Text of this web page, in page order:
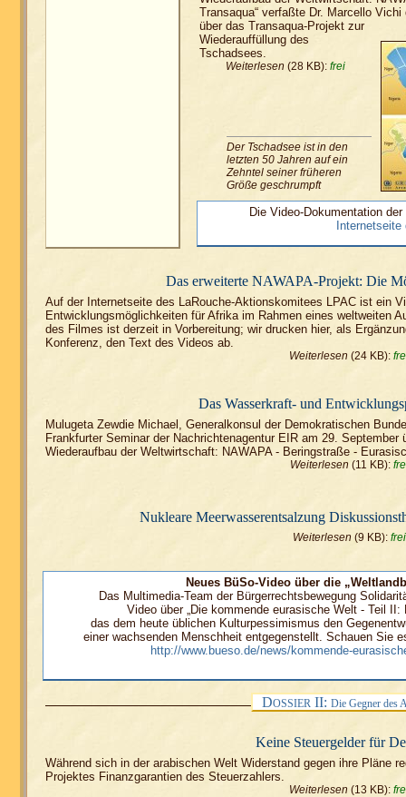
Transaqua“ verfaßte Dr. Marcello
über das Transaqua-Projekt zur
Wiederauffüllung des
Tschadsees.
Weiterlesen (28 KB): frei
Der Tschadsee ist in den
letzten 50 Jahren auf ein
Zehntel seiner früheren
Größe geschrumpft
Die Video-Dokumentation
Das erweiterte NAWAPA-Projekt: Die
Auf der Internetseite des LaRouche-Aktionskomitees LPAC ist ein
Entwicklungsmöglichkeiten für Afrika im Rahmen eines weltweiten
des Filmes ist derzeit in Vorbereitung; wir drucken hier, als
Konferenz, den Text des Videos ab.
Weiterlesen (24 KB):
Das Wasserkraft- und
Mulugeta Zewdie Michael, Generalkonsul der Demokratischen
Frankfurter Seminar der Nachrichtenagentur EIR am 29. September
Wiederaufbau der Weltwirtschaft: NAWAPA - Beringstraße -
Weiterlesen (11 KB):
Nukleare Meerwasserentsalzung
Weiterlesen (9 KB): frei
Neues BüSo-Video über die
Das Multimedia-Team der Bürgerrechtsbewegung
Video über „Die kommende eurasische Welt - Teil II:
das dem heute üblichen Kulturpessimismus den
einer wachsenden Menschheit entgegenstellt. Schauen Sie
http://www.bueso.de/news/kommende-
DOSSIER II: Die Gegner des
Keine Steuergelder für
Während sich in der arabischen Welt Widerstand gegen ihre Pläne
Projektes Finanzgarantien des Steuerzahlers.
Weiterlesen (13 KB):